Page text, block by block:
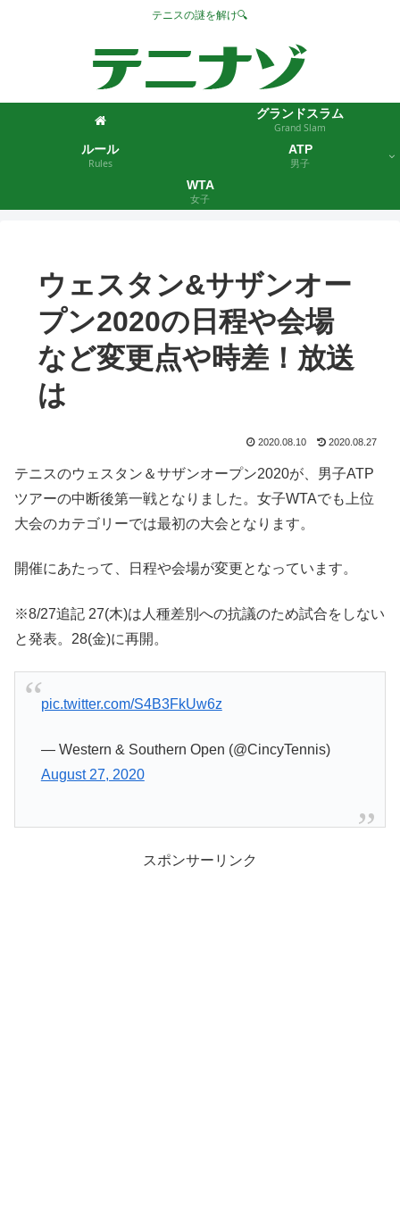
テニスの謎を解け🔍
グランドスラム
Grand Slam
ルール
Rules
ATP
男子
WTA
女子
ウェスタン&サザンオー
プン2020の日程や会場
など変更点や時差！放送
は
2020.08.10 2020.08.27
テニスのウェスタン＆サザンオープン2020が、男子ATP
ツアーの中断後第一戦となりました。女子WTAでも上位
大会のカテゴリーでは最初の大会となります。
開催にあたって、日程や会場が変更となっています。
※8/27追記 27(木)は人種差別への抗議のため試合をしない
と発表。28(金)に再開。
pic.twitter.com/S4B3FkUw6z
— Western & Southern Open (@CincyTennis)
August 27, 2020
スポンサーリンク